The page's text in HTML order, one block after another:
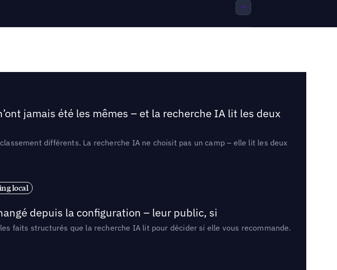
jamais été les mêmes – et la recherche IA lit les deux
différents. La recherche IA ne choisit pas un camp – elle lit les deux
local
depuis la configuration – leur public, si
faits structurés que la recherche IA lit pour décider si elle vous recommande.